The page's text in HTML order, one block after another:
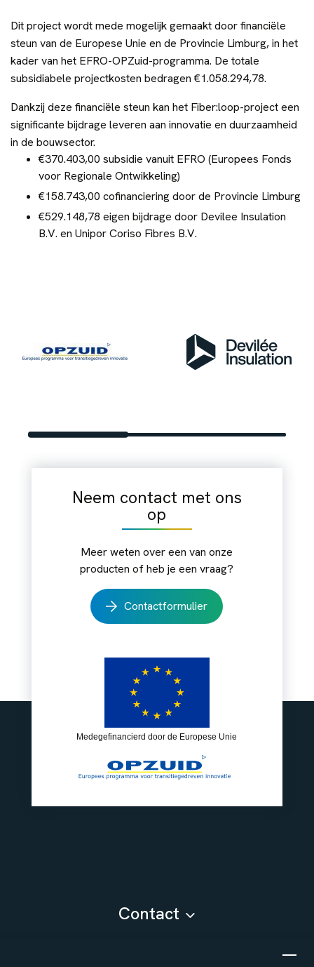
Dit project wordt mede mogelijk gemaakt door financiële
steun van de Europese Unie en de Provincie Limburg, in het
kader van het EFRO-OPZuid-programma. De totale
subsidiabele projectkosten bedragen €1.058.294,78.
Dankzij deze financiële steun kan het Fiber:loop-project een
significante bijdrage leveren aan innovatie en duurzaamheid
in de bouwsector.
€370.403,00 subsidie vanuit EFRO (Europees Fonds
voor Regionale Ontwikkeling)
€158.743,00 cofinanciering door de Provincie Limburg
€529.148,78 eigen bijdrage door Devilee Insulation
B.V. en Unipor Coriso Fibres B.V.
Neem contact met ons
op
Meer weten over een van onze
producten of heb je een vraag?
Contactformulier
Medegefinancierd door de Europese Unie
Contact